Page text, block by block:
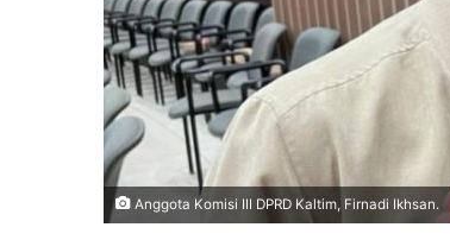
Anggota Komisi III DPRD Kaltim, Firnadi Ikhsan.